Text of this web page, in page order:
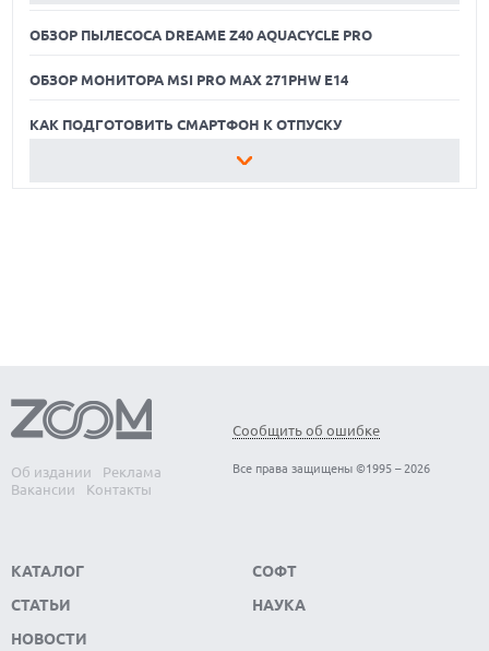
ОБЗОР ПЫЛЕСОСА DREAME Z40 AQUACYCLE PRO
ОБЗОР МОНИТОРА MSI PRO MAX 271PHW E14
КАК ПОДГОТОВИТЬ СМАРТФОН К ОТПУСКУ
ОБЗОР ПЫЛЕСОСА DREAME Z40 AQUACYCLE PRO
Об издании
Реклама
Вакансии
Контакты
Сообщить об ошибке
Все права защищены ©1995 – 2026
КАТАЛОГ
СТАТЬИ
НОВОСТИ
СОФТ
НАУКА